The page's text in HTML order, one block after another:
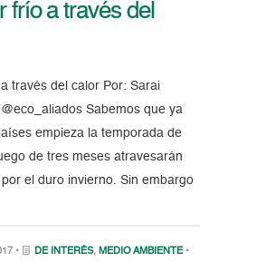
frío a través del
través del calor Por: Sarai
Sabemos que ya
empieza la temporada de
de tres meses atravesarán
el duro invierno. Sin embargo
• DE INTERÉS, MEDIO AMBIENTE •